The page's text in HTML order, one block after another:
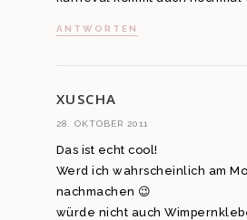
ANTWORTEN
XUSCHA
28. OKTOBER 2011
Das ist echt cool!
Werd ich wahrscheinlich am
nachmachen 😉
würde nicht auch